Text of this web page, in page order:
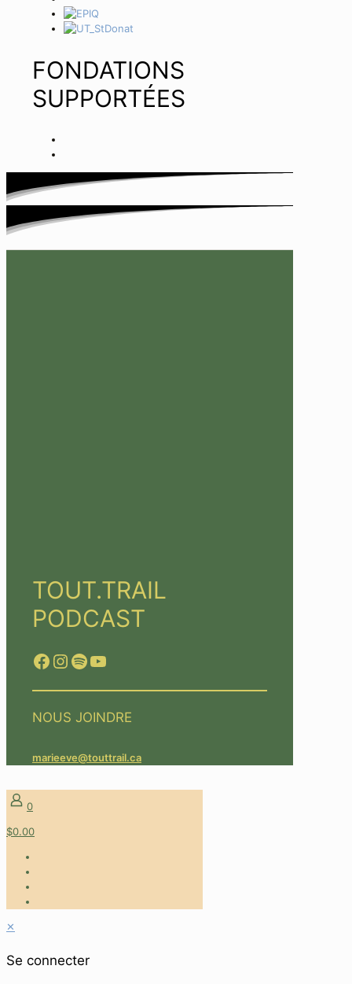
FONDATIONS
SUPPORTÉES
TOUT.TRAIL
PODCAST
Facebook
Instagram
Spotify
YouTube
NOUS JOINDRE
marieeve@touttrail.ca
0
$0.00
✕
Se connecter